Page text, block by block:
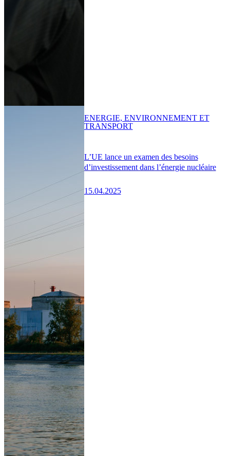
L’UE lance un examen des besoins
d’investissement dans l’énergie nucléaire
15.04.2025
ENERGIE, ENVIRONNEMENT ET
TRANSPORT